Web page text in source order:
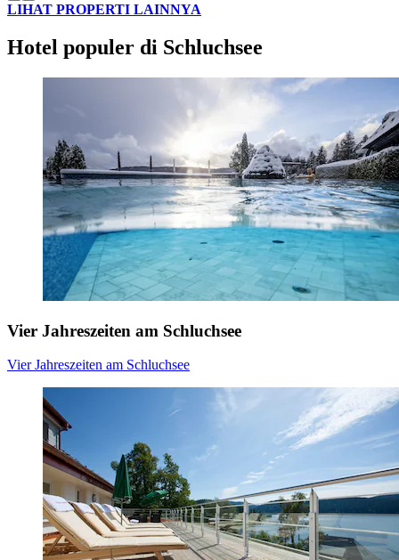
LIHAT PROPERTI LAINNYA
Hotel populer di Schluchsee
Vier Jahreszeiten am Schluchsee
Vier Jahreszeiten am Schluchsee